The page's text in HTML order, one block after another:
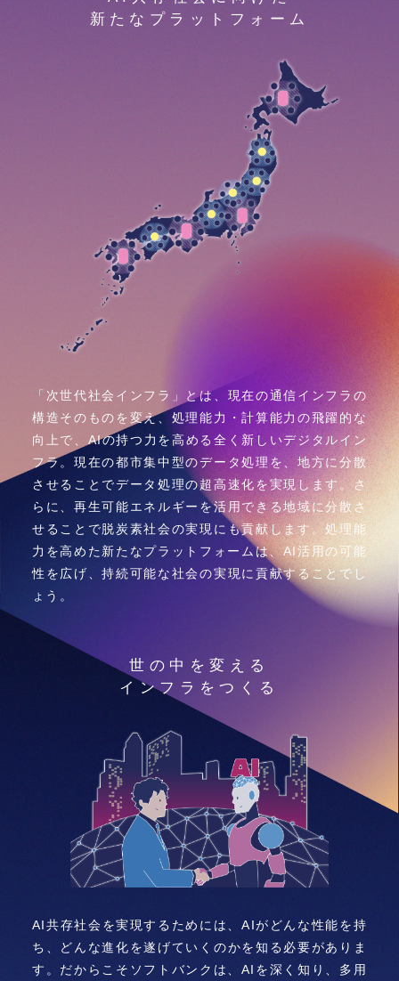
新たなプラットフォーム
「次世代社会インフラ」とは、現在の通信インフラの
構造そのものを変え、処理能力・計算能力の飛躍的な
向上で、AIの持つ力を高める全く新しいデジタルイン
フラ。現在の都市集中型のデータ処理を、地方に分散
させることでデータ処理の超高速化を実現します。さ
らに、再生可能エネルギーを活用できる地域に分散さ
せることで脱炭素社会の実現にも貢献します。処理能
力を高めた新たなプラットフォームは、AI活用の可能
性を広げ、持続可能な社会の実現に貢献することでし
ょう。
世の中を変える
インフラをつくる
AI共存社会を実現するためには、AIがどんな性能を持
ち、どんな進化を遂げていくのかを知る必要がありま
す。だからこそソフトバンクは、AIを深く知り、多用